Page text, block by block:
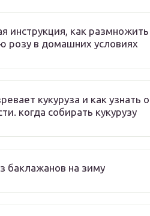
инструкция, как размножить
розу в домашних условиях
кукуруза и как узнать о
когда собирать кукурузу
баклажанов на зиму